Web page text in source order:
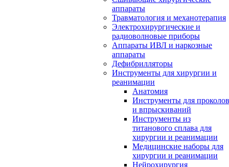
аппараты
Травматология и механотерапия
Электрохирургические и
радиоволновые приборы
Аппараты ИВЛ и наркозные
аппараты
Дефибрилляторы
Инструменты для хирургии и
реанимации
Анатомия
Инструменты для проколов
и впрыскиваний
Инструменты из
титанового сплава для
хирургии и реанимации
Медицинские наборы для
хирургии и реанимации
Нейрохирургия